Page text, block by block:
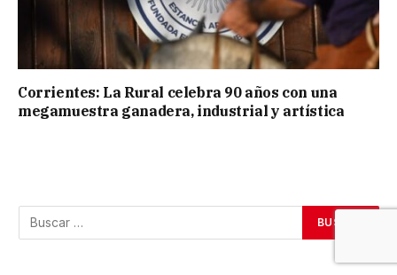
Corrientes: La Rural celebra 90 años con una
megamuestra ganadera, industrial y artística